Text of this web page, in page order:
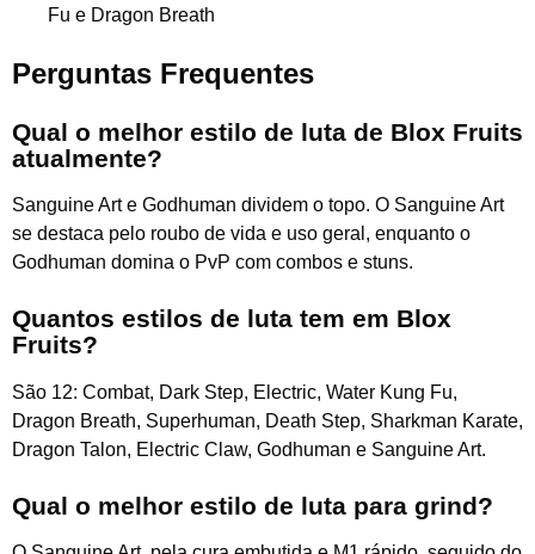
Fu e Dragon Breath
Perguntas Frequentes
Qual o melhor estilo de luta de Blox Fruits
atualmente?
Sanguine Art e Godhuman dividem o topo. O Sanguine Art
se destaca pelo roubo de vida e uso geral, enquanto o
Godhuman domina o PvP com combos e stuns.
Quantos estilos de luta tem em Blox
Fruits?
São 12: Combat, Dark Step, Electric, Water Kung Fu,
Dragon Breath, Superhuman, Death Step, Sharkman Karate,
Dragon Talon, Electric Claw, Godhuman e Sanguine Art.
Qual o melhor estilo de luta para grind?